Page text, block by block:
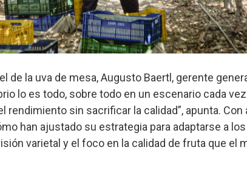
de la uva de mesa, Augusto Baertl, gerente
lo es todo, sobre todo en un escenario cada
rendimiento sin sacrificar la calidad”, apunta. Con
han ajustado su estrategia para adaptarse a
varietal y el foco en la calidad de fruta que el